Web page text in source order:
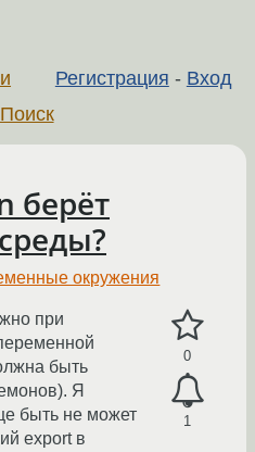
Регистрация - Вход
Поиск
берёт
окружения
0
1
при
быть
Я
быть не может
export в